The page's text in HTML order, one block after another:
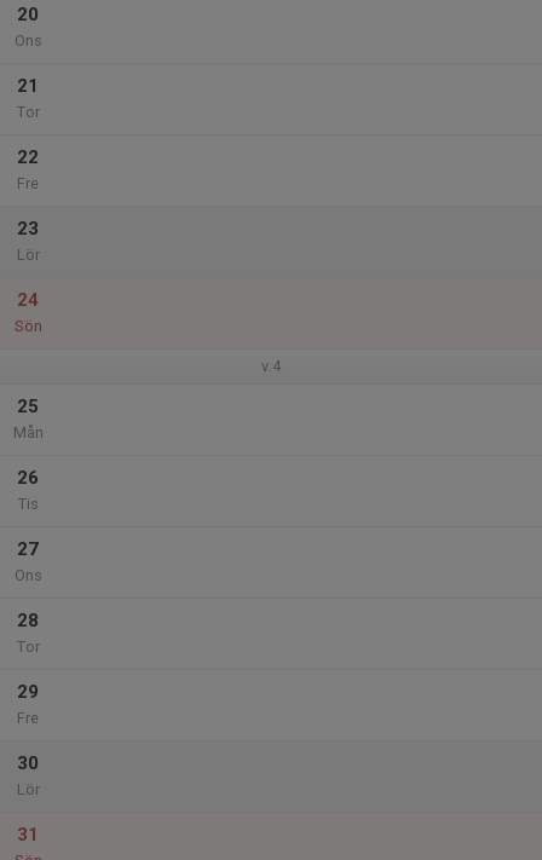
20
Ons
21
Tor
22
Fre
23
Lör
24
Sön
v.4
25
Mån
26
Tis
27
Ons
28
Tor
29
Fre
30
Lör
31